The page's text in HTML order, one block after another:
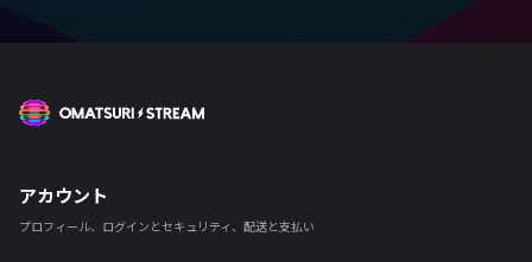
アカウント
プロフィール、ログインとセキュリティ、配送と支払い